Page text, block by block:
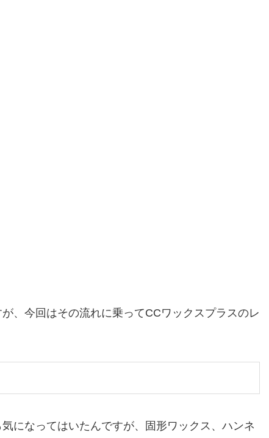
、今回はその流れに乗ってCCワックスプラスのレ
になってはいたんですが、固形ワックス、ハンネ